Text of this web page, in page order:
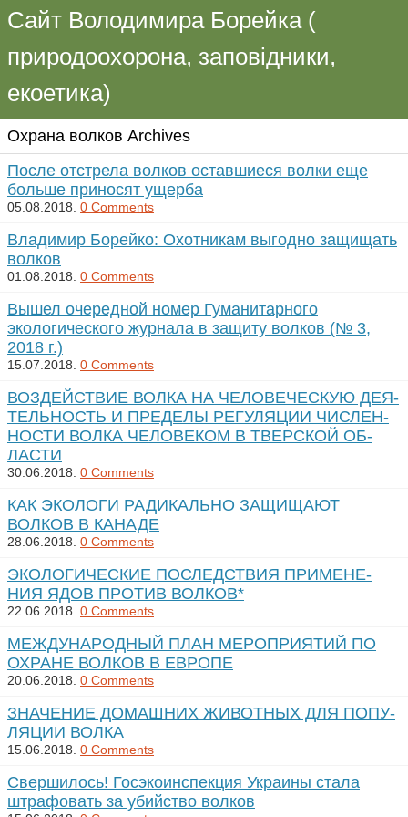
Сайт Володимира Борейка (
природоохорона, заповідники,
екоетика)
Охрана волков Archives
После отстрела волков оставшиеся волки еще
больше приносят ущерба
05.08.2018. 0 Comments
Владимир Борейко: Охотникам выгодно защищать
волков
01.08.2018. 0 Comments
Вышел очередной номер Гуманитарного
экологического журнала в защиту волков (№ 3,
2018 г.)
15.07.2018. 0 Comments
ВОЗ­ДЕЙ­СТВИЕ ВОЛ­КА НА ЧЕ­ЛО­ВЕ­ЧЕС­КУЮ ДЕЯ­
ТЕЛЬ­НОСТЬ И ПРЕ­ДЕ­ЛЫ РЕ­ГУ­ЛЯ­ЦИИ ЧИС­ЛЕН­
НОС­ТИ ВОЛ­КА ЧЕ­ЛО­ВЕ­КОМ В ТВЕРС­КОЙ ОБ­
ЛАС­ТИ
30.06.2018. 0 Comments
КАК ЭКОЛОГИ РАДИКАЛЬНО ЗАЩИЩАЮТ
ВОЛКОВ В КАНАДЕ
28.06.2018. 0 Comments
ЭКО­ЛО­ГИ­ЧЕС­КИЕ ПОС­ЛЕ­Д­СТВИЯ ПРИ­МЕ­НЕ­
НИЯ ЯДОВ ПРО­ТИВ ВОЛ­КОВ*
22.06.2018. 0 Comments
МЕЖ­ДУ­НА­РОД­НЫЙ ПЛАН МЕ­РОП­РИ­Я­ТИЙ ПО
ОХ­РА­НЕ ВОЛ­КОВ В ЕВ­РО­ПЕ
20.06.2018. 0 Comments
ЗНА­ЧЕ­НИЕ ДО­МАШ­НИХ ЖИ­ВОТ­НЫХ ДЛЯ ПО­ПУ­
ЛЯ­ЦИИ ВОЛ­КА
15.06.2018. 0 Comments
Свершилось! Госэкоинспекция Украины стала
штрафовать за убийство волков